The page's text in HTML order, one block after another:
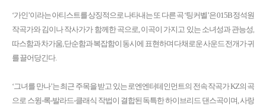
‘가인’이라는 아티스트를 상징적으로 나타내는 또 다른 곡 ‘팅커벨’은 015B 정석원
작곡가와 김이나 작사가가 함께한 곡으로, 이곡이 가지고 있는 소녀성과 관능성,
따스함과 차가움, 단순함과 복잡함이 동시에 표현하며 다채로운 사운드 전개가 귀
를 끌어당긴다.
‘그녀를 만나’는 최근 주목을 받고 있는 로엔엔터테인먼트의 전속 작곡가 KZ의 곡
으로 스윙-록-발라드-클래식 작법이 결합된 독특한 하이브리드 댄스곡이며, 사랑